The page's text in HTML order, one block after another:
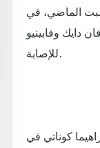
الماضي، في
دايك وفابينيو
للإصابة.
كوناتي في